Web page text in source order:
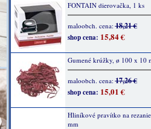
FONTAIN dierovačka, 1 ks
maloobch. cena:18,21 €
shop cena: 15,84 €
Gumené krúžky, ø 100 x 10
maloobch. cena:17,26 €
shop cena: 15,01 €
Hliníkové pravítko na
mm